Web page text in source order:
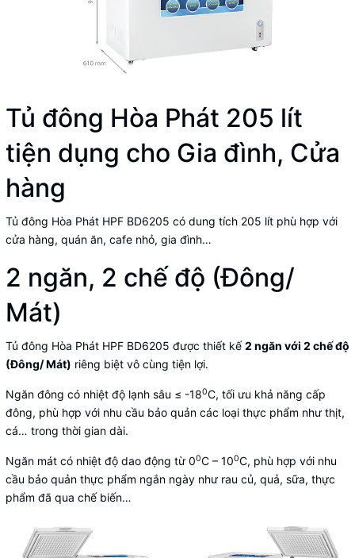
Tủ đông Hòa Phát 205 lít
tiện dụng cho Gia đình, Cửa
hàng
Tủ đông Hòa Phát HPF BD6205 có dung tích 205 lít phù hợp với
cửa hàng, quán ăn, cafe nhỏ, gia đình…
2 ngăn, 2 chế độ (Đông/
Mát)
Tủ đông Hòa Phát HPF BD6205 được thiết kế2 ngăn với 2 chế độ
(Đông/ Mát) riêng biệt vô cùng tiện lợi.
Ngăn đông có nhiệt độ lạnh sâu ≤ -180C, tối ưu khả năng cấp
đông, phù hợp với nhu cầu bảo quản các loại thực phẩm như thịt,
cá… trong thời gian dài.
Ngăn mát có nhiệt độ dao động từ 00C – 100C, phù hợp với nhu
cầu bảo quản thực phẩm ngắn ngày như rau củ, quả, sữa, thực
phẩm đã qua chế biến…